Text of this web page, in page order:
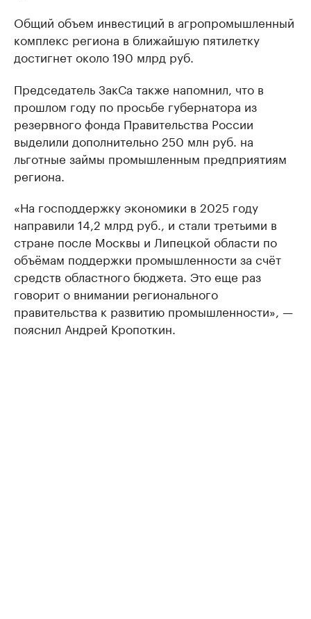
Общий объем инвестиций в агропромышленный
комплекс региона в ближайшую пятилетку
достигнет около 190 млрд руб.
Председатель ЗакСа также напомнил, что в
прошлом году по просьбе губернатора из
резервного фонда Правительства России
выделили дополнительно 250 млн руб. на
льготные займы промышленным предприятиям
региона.
«На господдержку экономики в 2025 году
направили 14,2 млрд руб., и стали третьими в
стране после Москвы и Липецкой области по
объёмам поддержки промышленности за счёт
средств областного бюджета. Это еще раз
говорит о внимании регионального
правительства к развитию промышленности», —
пояснил Андрей Кропоткин.